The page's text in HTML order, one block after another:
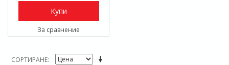
Купи
За сравнение
СОРТИРАНЕ